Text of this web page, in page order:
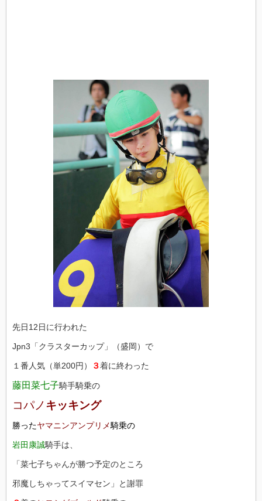
先日12日に行われた
Jpn3「クラスターカップ」（盛岡）で
１番人気（単200円） ３着に終わった
藤田菜七子騎手騎乗の
コパノキッキング
勝ったヤマニンアンプリメ騎乗の
岩田康誠騎手は、
「菜七子ちゃんが勝つ予定のところ
邪魔しちゃってスイマセン」と謝罪